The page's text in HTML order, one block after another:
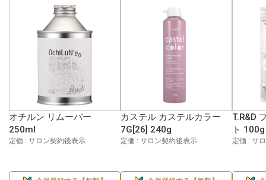
オチルン リムーバー
250ml
定価 : サロン契約後表示
カステル カステルカラー
7G[26] 240g
定価 : サロン契約後表示
T.R&D
ト 100g
定価 : サ